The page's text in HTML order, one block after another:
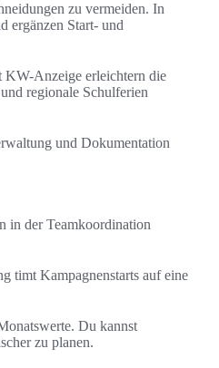
zu vermeiden. In
ergänzen Start- und
KW-Anzeige erleichtern die
regionale Schulferien
und Dokumentation
in der Teamkoordination
timt Kampagnenstarts auf eine
Du kannst
zu planen.